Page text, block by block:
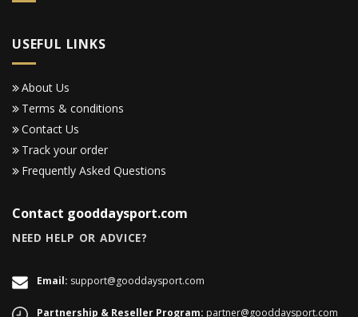
USEFUL LINKS
About Us
Terms & conditions
Contact Us
Track your order
Frequently Asked Questions
Contact gooddaysport.com
NEED HELP OR ADVICE?
Email: support@gooddaysport.com
Partnership & Reseller Program: partner@gooddaysport.com